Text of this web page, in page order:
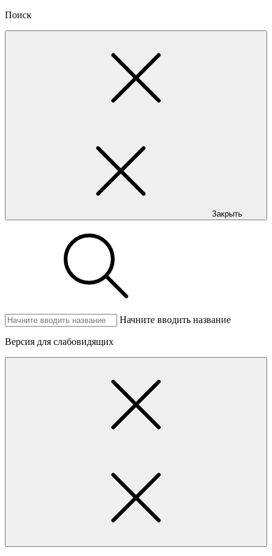
Поиск
Закрыть
Начните вводить название
Версия для слабовидящих